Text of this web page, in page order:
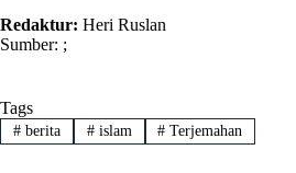
Redaktur: Heri Ruslan
Sumber: ;
Tags
#berita #islam # Terjemahan